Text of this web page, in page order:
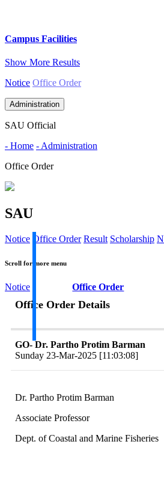
Campus Facilities
Show More Results
Notice Office Order
Administration
SAU Official
- Home - Administration
Office Order
SAU
Notice Office Order Result Scholarship
Scroll for more menu
Notice Office Order
Office Order Details
GO- Dr. Partho Protim Barman
Sunday 23-Mar-2025 [11:03:08]
Dr. Partho Protim Barman
Associate Professor
Dept. of Coastal and Marine Fisheries